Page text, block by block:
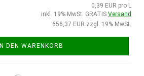
0,39 EUR pro L
inkl. 19% MwSt. GRATIS Versand
656,37 EUR zzgl. 19% MwSt.
IN DEN WARENKORB